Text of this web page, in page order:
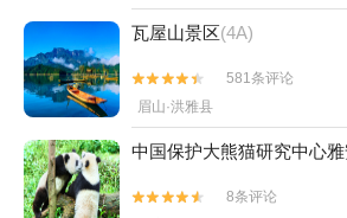
瓦屋山景区(4A)


581条评论
眉山·洪雅县


8条评论